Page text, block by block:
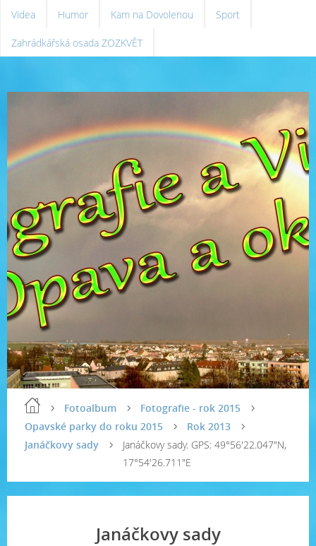
Videa Humor Kam na Dovolenou Sport
Zahrádkářská osada ZOZKVĚT
Fotoalbum
Fotografie - rok 2015
Opavské parky do roku 2015
Rok 2013
Janáčkovy sady
Janáčkovy sady. GPS: 49°56'22.047"N,
17°54'26.711"E
Janáčkovy sady